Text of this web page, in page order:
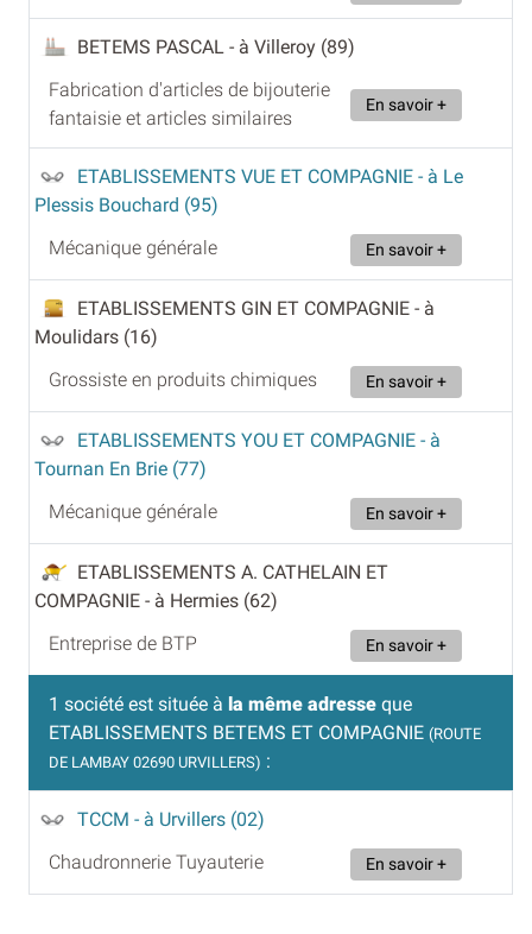
BETEMS PASCAL - à Villeroy (89)
Fabrication d'articles de bijouterie
fantaisie et articles similaires
En savoir +
ETABLISSEMENTS VUE ET COMPAGNIE - à Le
Plessis Bouchard (95)
Mécanique générale
En savoir +
ETABLISSEMENTS GIN ET COMPAGNIE - à
Moulidars (16)
Grossiste en produits chimiques
En savoir +
ETABLISSEMENTS YOU ET COMPAGNIE - à
Tournan En Brie (77)
Mécanique générale
En savoir +
ETABLISSEMENTS A. CATHELAIN ET
COMPAGNIE - à Hermies (62)
Entreprise de BTP
En savoir +
1 société est située à la même adresse que
ETABLISSEMENTS BETEMS ET COMPAGNIE (ROUTE
DE LAMBAY 02690 URVILLERS) :
TCCM - à Urvillers (02)
Chaudronnerie Tuyauterie
En savoir +